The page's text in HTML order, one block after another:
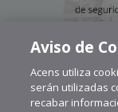
Aviso de
Acens utiliza
serán utilizadas
recabar